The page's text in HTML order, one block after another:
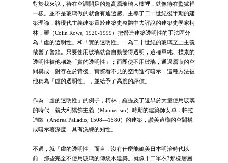
對於我來說，待在空調開足的超高層玻璃大樓裡，就像待在監獄裡
一樣。並不是玻璃做的就會有通透感。主導了二十世紀後半期的建
築理論，將現代主義建築置於建築史整體中去評說的建築史學家柯
林．羅（Colin Rowe, 1920-1999）把營造建築透明性的手法區分
為「虛的透明性」和「實的透明性」，為二十世紀的玻璃至上主義
敲響了警鐘。只要使用玻璃就會自動變得透明，這種單純、樸素的
透明性被他稱為「實的透明性」；而即使不用玻璃，通過層狀的空
間構成，對存在於背後、實際看不見的空間進行暗示，這種方法被
他稱為「虛的透明性」，並給予了高度的評價。
作為「虛的透明性」的例子，柯林．羅提及了遠早於大量使用玻璃
的時代，義大利矯飾主義（Mannerism）時期的建築師安卓．帕拉
迪歐（Andrea Palladio, 1508—1580）的建築，讚美這樣的空間構
成暗示著深度，具有洗練的知性。
不過，就「虛的透明性」而言，沒有什麼能媲美日本明治時代以
前，那些完全不使用玻璃的傳統木建築。就像十二單衣3那樣層層